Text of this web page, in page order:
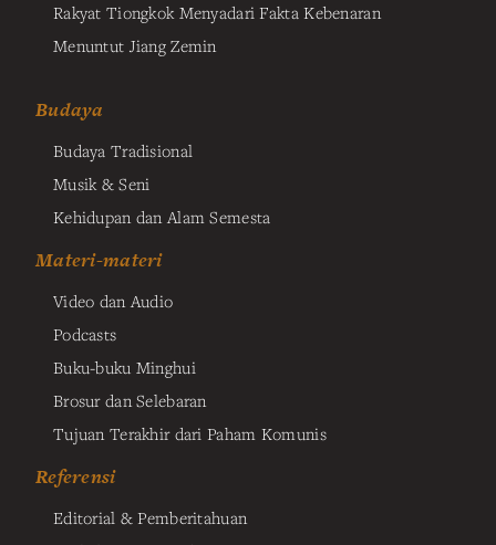
Rakyat Tiongkok Menyadari Fakta Kebenaran
Menuntut Jiang Zemin
Budaya
Budaya Tradisional
Musik & Seni
Kehidupan dan Alam Semesta
Materi-materi
Video dan Audio
Podcasts
Buku-buku Minghui
Brosur dan Selebaran
Tujuan Terakhir dari Paham Komunis
Referensi
Editorial & Pemberitahuan